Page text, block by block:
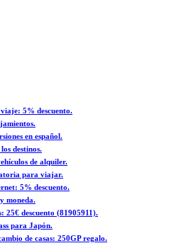
5% descuento.
en español.
destinos.
de alquiler.
para viajar.
5% descuento.
moneda.
25€ descuento (81905911).
para Japón.
de casas: 250GP regalo.